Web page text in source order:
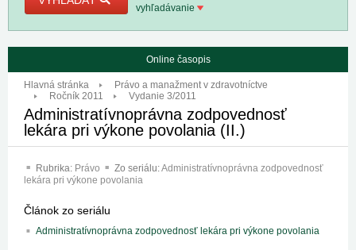
vyhľadávanie
Online časopis
Hlavná stránka
Právo a manažment v zdravotníctve
Ročník 2011
Vydanie 3/2011
Administratívnoprávna zodpovednosť
lekára pri výkone povolania (II.)
Rubrika: Právo Zo seriálu:Administratívnoprávna zodpovednosť
lekára pri výkone povolania
Článok zo seriálu
Administratívnoprávna zodpovednosť lekára pri výkone povolania